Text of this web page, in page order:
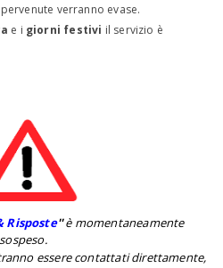
verranno evase.
e i giorni festivi il servizio è
Risposte''è momentaneamente
sospeso.
essere contattati direttamente,